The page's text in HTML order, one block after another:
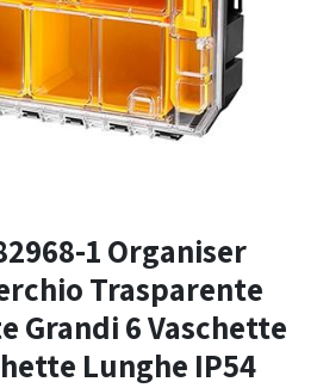
1 Organiser
Trasparente
Grandi 6 Vaschette
Lunghe IP54